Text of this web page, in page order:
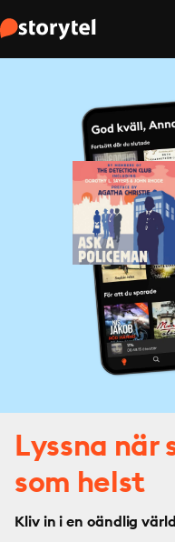
Lyssna när
som helst
Kliv in i en oändlig